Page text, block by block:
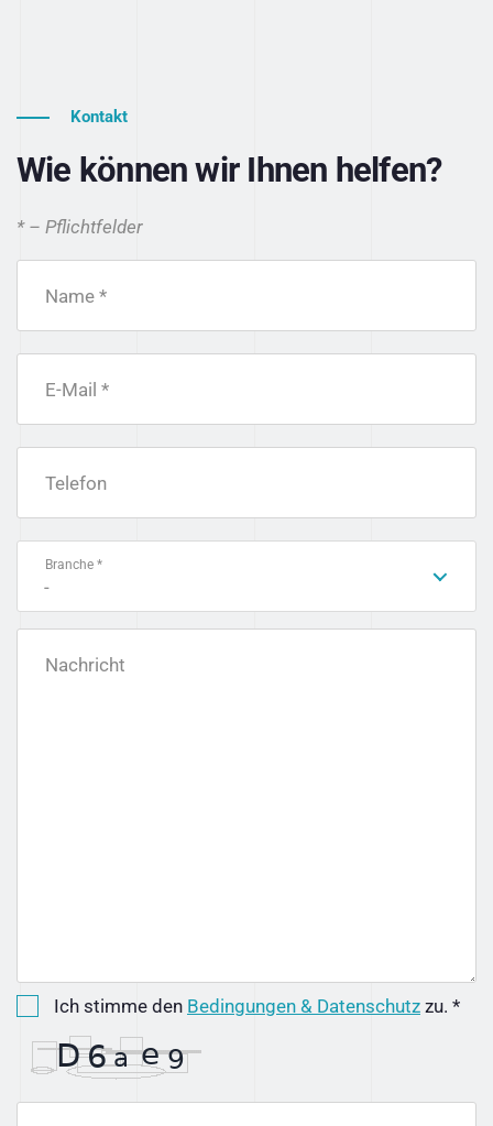
Kontakt
Wie können wir Ihnen helfen?
* – Pflichtfelder
Name *
E-Mail *
Telefon
Branche *
-
Nachricht
Ich stimme den Bedingungen & Datenschutz zu. *